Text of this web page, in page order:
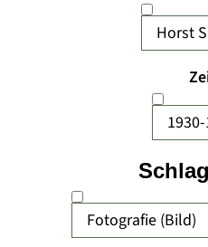
Horst
Fotografie (Bild)